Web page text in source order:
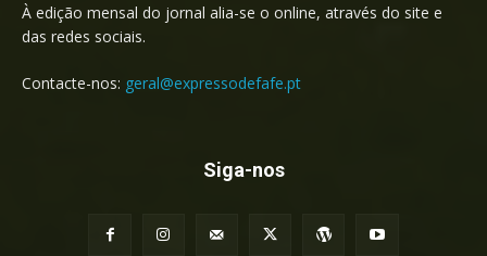
À edição mensal do jornal alia-se o online, através do site e
das redes sociais.
Contacte-nos: geral@expressodefafe.pt
Siga-nos